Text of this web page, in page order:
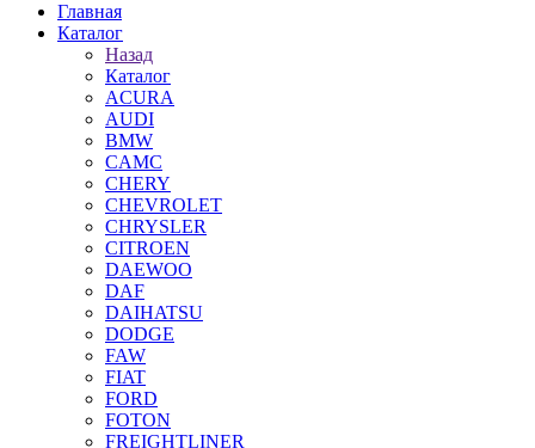
Главная
Каталог
Назад
Каталог
ACURA
AUDI
BMW
CAMC
CHERY
CHEVROLET
CHRYSLER
CITROEN
DAEWOO
DAF
DAIHATSU
DODGE
FAW
FIAT
FORD
FOTON
FREIGHTLINER